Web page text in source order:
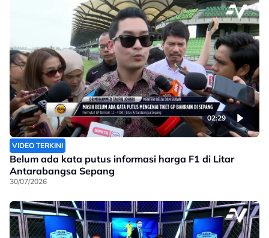
02:29
VIDEO TERKINI
Belum ada kata putus informasi harga F1 di Litar
Antarabangsa Sepang
30/07/2026